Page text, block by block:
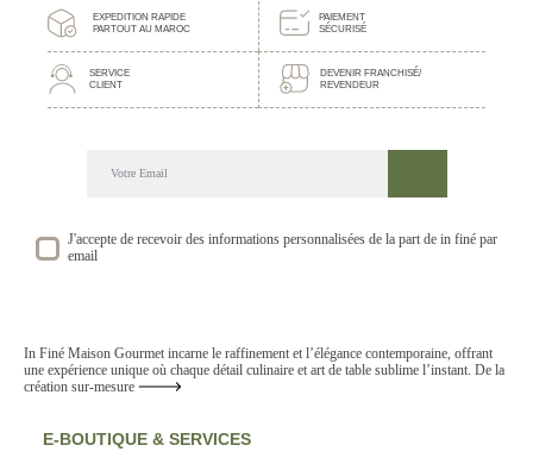
EXPEDITION RAPIDE
PARTOUT AU MAROC
PAIEMENT
SÉCURISÉ
SERVICE
CLIENT
DEVENIR FRANCHISÉ/
REVENDEUR
DECOUVREZ NOTRE NEWSLETTER GOURMANDE
SUIVEZ NOS ACTUALITE ET EVENEMENTS
J'accepte de recevoir des informations personnalisées de la part de in finé par
email
In Finé Maison Gourmet incarne le raffinement et l’élégance contemporaine, offrant
une expérience unique où chaque détail culinaire et art de table sublime l’instant. De la
création sur-mesure
E-BOUTIQUE & SERVICES